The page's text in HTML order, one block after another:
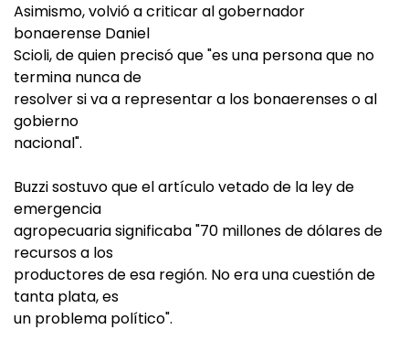
Asimismo, volvió a criticar al gobernador
bonaerense Daniel
Scioli, de quien precisó que "es una persona que no
termina nunca de
resolver si va a representar a los bonaerenses o al
gobierno
nacional".
Buzzi sostuvo que el artículo vetado de la ley de
emergencia
agropecuaria significaba "70 millones de dólares de
recursos a los
productores de esa región. No era una cuestión de
tanta plata, es
un problema político".